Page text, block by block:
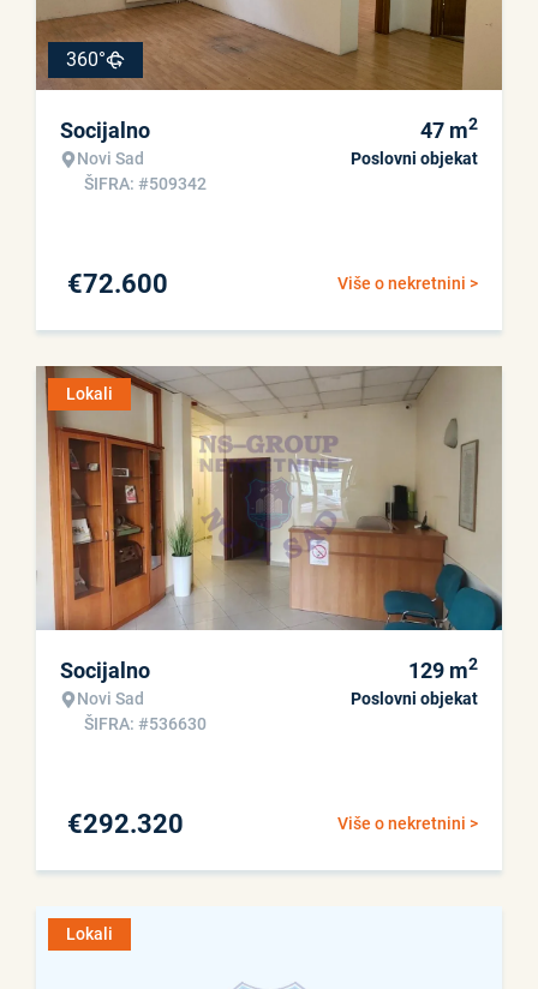
360°
Socijalno
Novi Sad
ŠIFRA: #509342
47 m2
Poslovni objekat
Više o nekretnini >
€72.600
Lokali
Socijalno
Novi Sad
ŠIFRA: #536630
129 m2
Poslovni objekat
Više o nekretnini >
€292.320
Lokali